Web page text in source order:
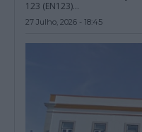
123 (EN123)...
27 Julho, 2026 - 18:45